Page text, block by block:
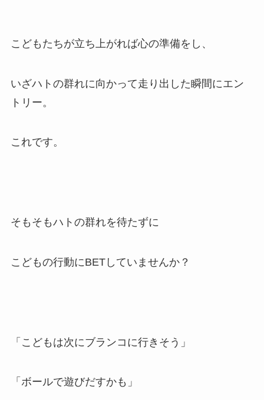
こどもたちが立ち上がれば心の準備をし、
いざハトの群れに向かって走り出した瞬間にエン
トリー。
これです。
そもそもハトの群れを待たずに
こどもの行動にBETしていませんか？
「こどもは次にブランコに行きそう」
「ボールで遊びだすかも」